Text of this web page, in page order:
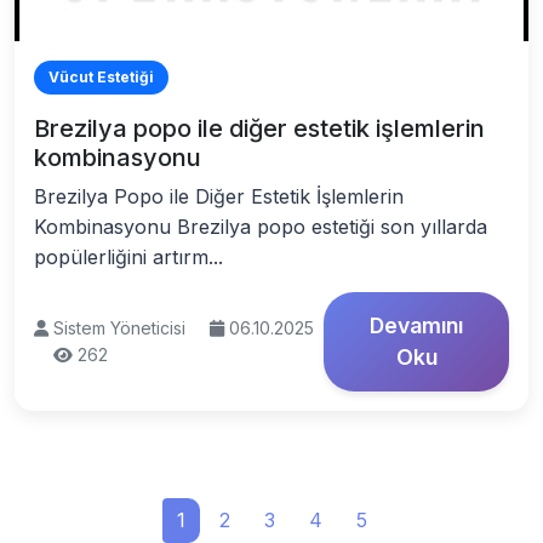
Vücut Estetiği
Brezilya popo ile diğer estetik işlemlerin
kombinasyonu
Brezilya Popo ile Diğer Estetik İşlemlerin
Kombinasyonu Brezilya popo estetiği son yıllarda
popülerliğini artırm...
Sistem Yöneticisi
06.10.2025
262
Devamını
Oku
1 2 3 4 5